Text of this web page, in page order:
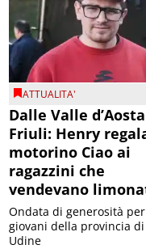
ATTUALITA'
Dalle Valle
Friuli: Henry
motorino Ciao ai
ragazzini che
vendevano
Ondata di generosità
giovani della provincia di
Udine